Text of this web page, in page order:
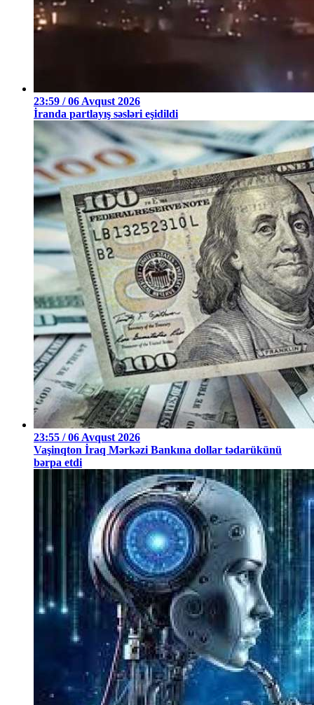
23:59 / 06 Avqust 2026
İranda partlayış səsləri eşidildi
23:55 / 06 Avqust 2026
Vaşinqton İraq Mərkəzi Bankına dollar tədarükünü
bərpa etdi